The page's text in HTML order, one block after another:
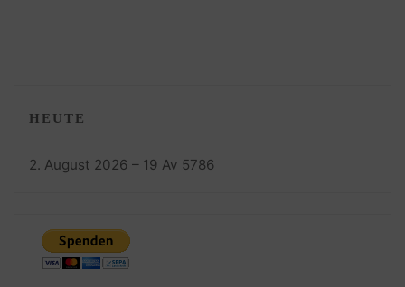
HEUTE
2. August 2026 – 19 Av 5786